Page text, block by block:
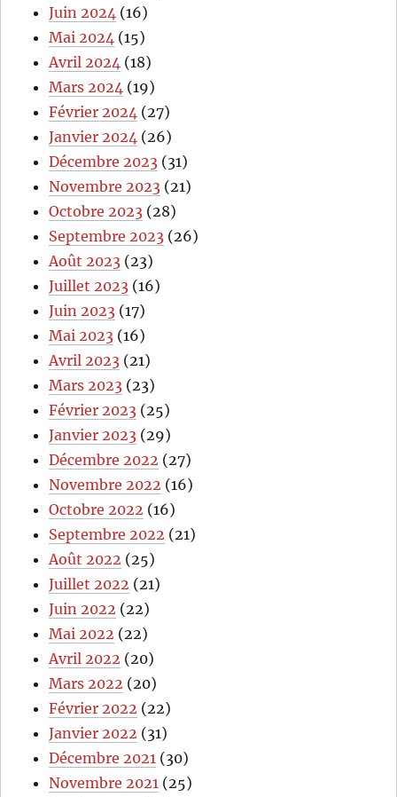
Juin 2024 (16)
Mai 2024 (15)
Avril 2024 (18)
Mars 2024 (19)
Février 2024 (27)
Janvier 2024 (26)
Décembre 2023 (31)
Novembre 2023 (21)
Octobre 2023 (28)
Septembre 2023 (26)
Août 2023 (23)
Juillet 2023 (16)
Juin 2023 (17)
Mai 2023 (16)
Avril 2023 (21)
Mars 2023 (23)
Février 2023 (25)
Janvier 2023 (29)
Décembre 2022 (27)
Novembre 2022 (16)
Octobre 2022 (16)
Septembre 2022 (21)
Août 2022 (25)
Juillet 2022 (21)
Juin 2022 (22)
Mai 2022 (22)
Avril 2022 (20)
Mars 2022 (20)
Février 2022 (22)
Janvier 2022 (31)
Décembre 2021 (30)
Novembre 2021 (25)